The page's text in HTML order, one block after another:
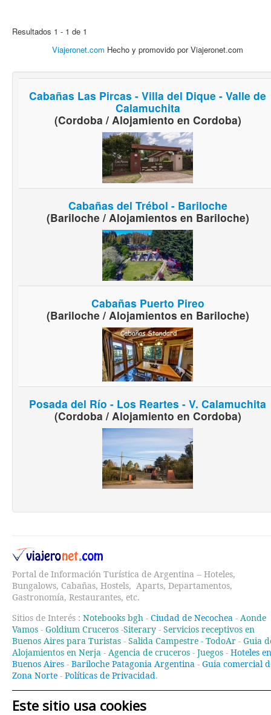
Resultados 1 - 1 de 1
Viajeronet.com Hecho y promovido por Viajeronet.com
Cabañas Las Pircas - Villa del Dique - Valle de
Calamuchita
(Cordoba / Alojamiento en Cordoba)
Cabañas del Trébol - Bariloche
(Bariloche / Alojamientos en Bariloche)
Cabañas Puerto Pireo
(Bariloche / Alojamientos en Bariloche)
Posada del Río - Los Reartes - V. Calamuchita
(Cordoba / Alojamiento en Cordoba)
Portal de Información Turística de Argentina -- Hoteles,
Bungalows, Cabañas, Hostels, Aparts, Departamentos,
Gastronomía, Restaurantes, etc.
Sitios de Interés : Notebooks bgh - Ciudad de Necochea - Aonde
Vamos - Goldium Cruceros -Siterary - Servicios receptivos en
Buenos Aires para Turistas - Salida Campestre - TodoAr - Guia
Alojamientos en Nerja - Agencia de cruceros - Juegos - Hoteles en
Buenos Aires - Bariloche Patagonia Argentina - Guia comercial
Zona Norte - Políticas de Privacidad.
Este sitio usa cookies